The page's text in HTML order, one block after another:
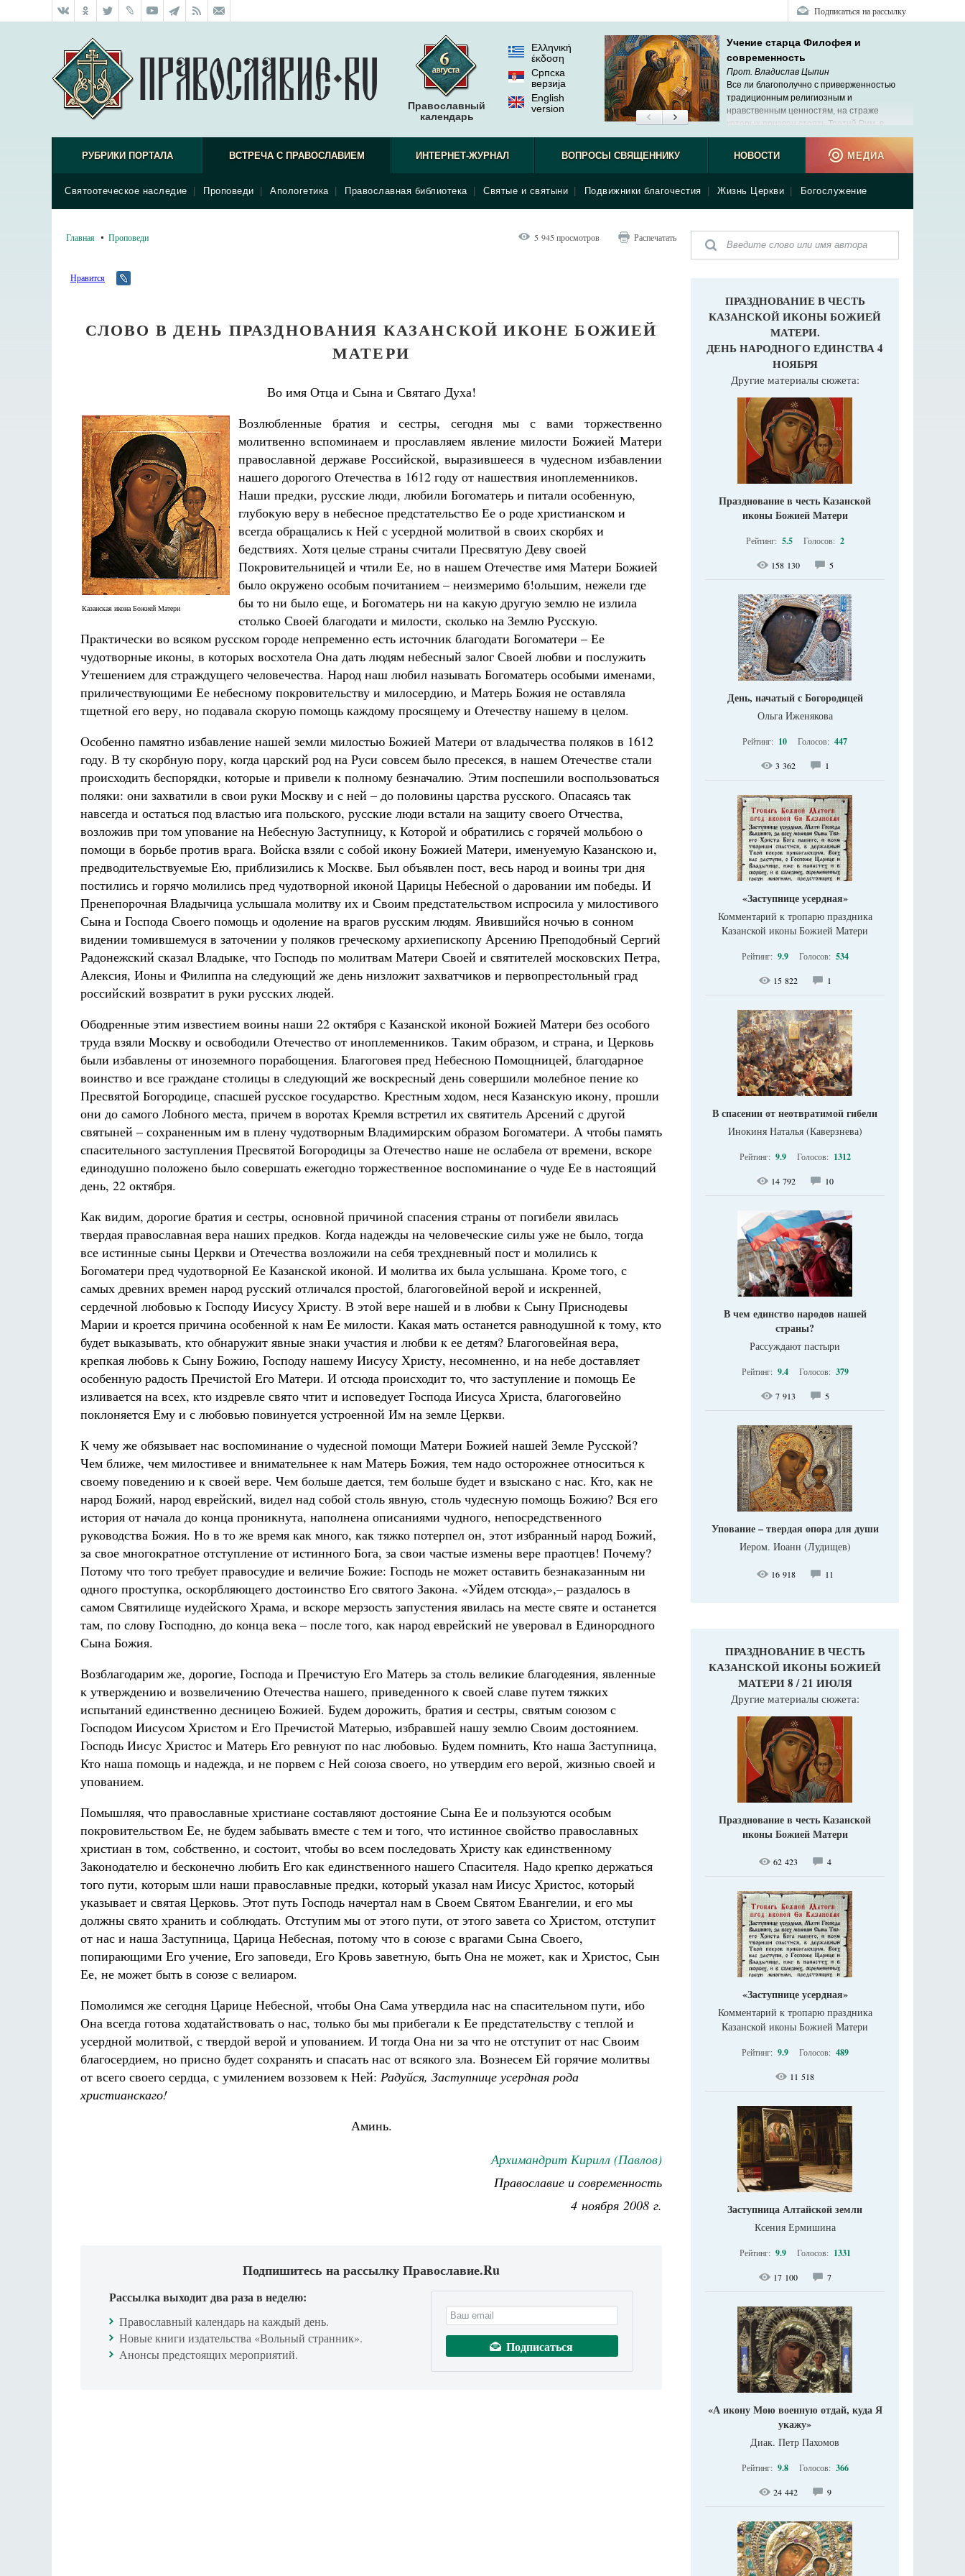
Подписаться на рассылку
Православный
календарь
Ελληνική
έκδοση
Српска
верзиjа
English
version
Учение старца Филофея и
современность
Прот. Владислав Цыпин
Все ли благополучно с приверженностью
традиционным религиозным и
нравственным ценностям, на страже
которых призван стоять Третий Рим, в
современной России?
РУБРИКИ ПОРТАЛА ВСТРЕЧА С ПРАВОСЛАВИЕМ
Святоотеческое наследие Проповеди Апологетика Православная библиотека Святые и святыни Подвижники благочестия Жизнь Церкви Богослужение
ИНТЕРНЕТ-ЖУРНАЛ ВОПРОСЫ СВЯЩЕННИКУ НОВОСТИ МЕДИА
Главная Проповеди 5 945 просмотров Распечатать
Нравится
СЛОВО В ДЕНЬ ПРАЗДНОВАНИЯ КАЗАНСКОЙ ИКОНЕ БОЖИЕЙ
МАТЕРИ
Во имя Отца и Сына и Святаго Духа!
Казанская икона Божией Матери
Возлюбленные братия и сестры, сегодня мы с вами торжественно
молитвенно вспоминаем и прославляем явление милости Божией Матери
православной державе Российской, выразившееся в чудесном избавлении
нашего дорогого Отечества в 1612 году от нашествия иноплеменников.
Наши предки, русские люди, любили Богоматерь и питали особенную,
глубокую веру в небесное предстательство Ее о роде христианском и
всегда обращались к Ней с усердной молитвой в своих скорбях и
бедствиях. Хотя целые страны считали Пресвятую Деву своей
Покровительницей и чтили Ее, но в нашем Отечестве имя Матери Божией
было окружено особым почитанием – неизмеримо б!ольшим, нежели где
бы то ни было еще, и Богоматерь ни на какую другую землю не излила
столько Своей благодати и милости, сколько на Землю Русскую.
Практически во всяком русском городе непременно есть источник благодати Богоматери – Ее
чудотворные иконы, в которых восхотела Она дать людям небесный залог Своей любви и послужить
Утешением для страждущего человечества. Народ наш любил называть Богоматерь особыми именами,
приличествующими Ее небесному покровительству и милосердию, и Матерь Божия не оставляла
тщетной его веру, но подавала скорую помощь каждому просящему и Отечеству нашему в целом.
Особенно памятно избавление нашей земли милостью Божией Матери от владычества поляков в 1612
году. В ту скорбную пору, когда царский род на Руси совсем было пресекся, в нашем Отечестве стали
происходить беспорядки, которые и привели к полному безначалию. Этим поспешили воспользоваться
поляки: они захватили в свои руки Москву и с ней – до половины царства русского. Опасаясь так
навсегда и остаться под властью ига польского, русские люди встали на защиту своего Отчества,
возложив при том упование на Небесную Заступницу, к Которой и обратились с горячей мольбою о
помощи в борьбе против врага. Войска взяли с собой икону Божией Матери, именуемую Казанскою и,
предводительствуемые Ею, приблизились к Москве. Был объявлен пост, весь народ и воины три дня
постились и горячо молились пред чудотворной иконой Царицы Небесной о даровании им победы. И
Пренепорочная Владычица услышала молитву их и Своим предстательством испросила у милостивого
Сына и Господа Своего помощь и одоление на врагов русским людям. Явившийся ночью в сонном
видении томившемуся в заточении у поляков греческому архиепископу Арсению Преподобный Сергий
Радонежский сказал Владыке, что Господь по молитвам Матери Своей и святителей московских Петра,
Алексия, Ионы и Филиппа на следующий же день низложит захватчиков и первопрестольный град
российский возвратит в руки русских людей.
Ободренные этим известием воины наши 22 октября с Казанской иконой Божией Матери без особого
труда взяли Москву и освободили Отечество от иноплеменников. Таким образом, и страна, и Церковь
были избавлены от иноземного порабощения. Благоговея пред Небесною Помощницей, благодарное
воинство и все граждане столицы в следующий же воскресный день совершили молебное пение ко
Пресвятой Богородице, спасшей русское государство. Крестным ходом, неся Казанскую икону, прошли
они до самого Лобного места, причем в воротах Кремля встретил их святитель Арсений с другой
святыней – сохраненным им в плену чудотворным Владимирским образом Богоматери. А чтобы память
спасительного заступления Пресвятой Богородицы за Отечество наше не ослабела от времени, вскоре
единодушно положено было совершать ежегодно торжественное воспоминание о чуде Ее в настоящий
день, 22 октября.
Как видим, дорогие братия и сестры, основной причиной спасения страны от погибели явилась
твердая православная вера наших предков. Когда надежды на человеческие силы уже не было, тогда
все истинные сыны Церкви и Отечества возложили на себя трехдневный пост и молились к
Богоматери пред чудотворной Ее Казанской иконой. И молитва их была услышана. Кроме того, с
самых древних времен народ русский отличался простой, благоговейной верой и искренней,
сердечной любовью к Господу Иисусу Христу. В этой вере нашей и в любви к Сыну Приснодевы
Марии и кроется причина особенной к нам Ее милости. Какая мать останется равнодушной к тому, кто
будет выказывать, кто обнаружит явные знаки участия и любви к ее детям? Благоговейная вера,
крепкая любовь к Сыну Божию, Господу нашему Иисусу Христу, несомненно, и на небе доставляет
особенную радость Пречистой Его Матери. И отсюда происходит то, что заступление и помощь Ее
изливается на всех, кто издревле свято чтит и исповедует Господа Иисуса Христа, благоговейно
поклоняется Ему и с любовью повинуется устроенной Им на земле Церкви.
К чему же обязывает нас воспоминание о чудесной помощи Матери Божией нашей Земле Русской?
Чем ближе, чем милостивее и внимательнее к нам Матерь Божия, тем надо осторожнее относиться к
своему поведению и к своей вере. Чем больше дается, тем больше будет и взыскано с нас. Кто, как не
народ Божий, народ еврейский, видел над собой столь явную, столь чудесную помощь Божию? Вся его
история от начала до конца проникнута, наполнена описаниями чудного, непосредственного
руководства Божия. Но в то же время как много, как тяжко потерпел он, этот избранный народ Божий,
за свое многократное отступление от истинного Бога, за свои частые измены вере праотцев! Почему?
Потому что того требует правосудие и величие Божие: Господь не может оставить безнаказанным ни
одного проступка, оскорбляющего достоинство Его святого Закона. «Уйдем отсюда»,– раздалось в
самом Святилище иудейского Храма, и вскоре мерзость запустения явилась на месте святе и останется
там, по слову Господню, до конца века – после того, как народ еврейский не уверовал в Единородного
Сына Божия.
Возблагодарим же, дорогие, Господа и Пречистую Его Матерь за столь великие благодеяния, явленные
к утверждению и возвеличению Отечества нашего, приведенного к своей славе путем тяжких
испытаний единственно десницею Божией. Будем дорожить, братия и сестры, святым союзом с
Господом Иисусом Христом и Его Пречистой Матерью, избравшей нашу землю Своим достоянием.
Господь Иисус Христос и Матерь Его ревнуют по нас любовью. Будем помнить, Кто наша Заступница,
Кто наша помощь и надежда, и не порвем с Ней союза своего, но утвердим его верой, жизнью своей и
упованием.
Помышляя, что православные христиане составляют достояние Сына Ее и пользуются особым
покровительством Ее, не будем забывать вместе с тем и того, что истинное свойство православных
христиан в том, собственно, и состоит, чтобы во всем последовать Христу как единственному
Законодателю и бесконечно любить Его как единственного нашего Спасителя. Надо крепко держаться
того пути, которым шли наши православные предки, который указал нам Иисус Христос, который
указывает и святая Церковь. Этот путь Господь начертал нам в Своем Святом Евангелии, и его мы
должны свято хранить и соблюдать. Отступим мы от этого пути, от этого завета со Христом, отступит
от нас и наша Заступница, Царица Небесная, потому что в союзе с врагами Сына Своего,
попирающими Его учение, Его заповеди, Его Кровь заветную, быть Она не может, как и Христос, Сын
Ее, не может быть в союзе с велиаром.
Помолимся же сегодня Царице Небесной, чтобы Она Сама утвердила нас на спасительном пути, ибо
Она всегда готова ходатайствовать о нас, только бы мы прибегали к Ее предстательству с теплой и
усердной молитвой, с твердой верой и упованием. И тогда Она ни за что не отступит от нас Своим
благосердием, но присно будет сохранять и спасать нас от всякого зла. Вознесем Ей горячие молитвы
от всего своего сердца, с умилением воззовем к Ней: Радуйся, Заступнице усердная рода
христианскаго!
Аминь.
Архимандрит Кирилл (Павлов)
Православие и современность
4 ноября 2008 г.
Подпишитесь на рассылку Православие.Ru
Рассылка выходит два раза в неделю:
Православный календарь на каждый день.
Новые книги издательства «Вольный странник».
Анонсы предстоящих мероприятий.
ПРАЗДНОВАНИЕ В ЧЕСТЬ
КАЗАНСКОЙ ИКОНЫ БОЖИЕЙ
МАТЕРИ.
ДЕНЬ НАРОДНОГО ЕДИНСТВА 4
НОЯБРЯ
Другие материалы сюжета:
Празднование в честь Казанской
иконы Божией Матери
Рейтинг: 5.5 Голосов: 2
158 130 5
День, начатый с Богородицей
Ольга Иженякова
Рейтинг: 10 Голосов: 447
3 362 1
«Заступнице усердная»
Комментарий к тропарю праздника
Казанской иконы Божией Матери
Рейтинг: 9.9 Голосов: 534
15 822 1
В спасении от неотвратимой гибели
Инокиня Наталья (Каверзнева)
Рейтинг: 9.9 Голосов: 1312
14 792 10
В чем единство народов нашей
страны?
Рассуждают пастыри
Рейтинг: 9.4 Голосов: 379
7 913 5
Упование – твердая опора для души
Иером. Иоанн (Лудищев)
16 918 11
ПРАЗДНОВАНИЕ В ЧЕСТЬ
КАЗАНСКОЙ ИКОНЫ БОЖИЕЙ
МАТЕРИ 8 / 21 ИЮЛЯ
Другие материалы сюжета:
Празднование в честь Казанской
иконы Божией Матери
62 423 4
«Заступнице усердная»
Комментарий к тропарю праздника
Казанской иконы Божией Матери
Рейтинг: 9.9 Голосов: 489
11 518
Заступница Алтайской земли
Ксения Ермишина
Рейтинг: 9.9 Голосов: 1331
17 100 7
«А икону Мою военную отдай, куда Я
укажу»
Диак. Петр Пахомов
Рейтинг: 9.8 Голосов: 366
24 442 9